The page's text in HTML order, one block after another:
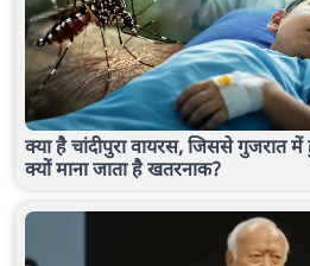
क्या है चांदीपुरा वायरस, जिससे गुजरात
क्यों माना जाता है खतरनाक?